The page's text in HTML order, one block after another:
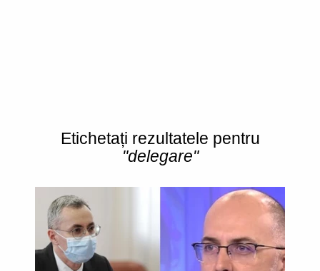
Etichetați rezultatele pentru
"delegare"